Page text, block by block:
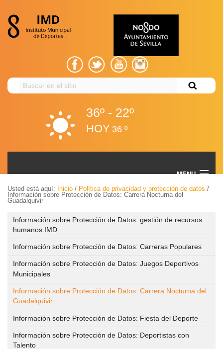
Buscar
en
36º - 22º
HOY 36 º
Nocturna del Guadalquivir
MENU
Volver
IMD
Quienes
Somos
Estatutos
GESTIÓN ADMINISTRATIVA
Volver
Administrativa
Ordenanza
públicos
PROGRAMAS DEPORTIVOS
CENTROS DEPORTIVOS
Volver
Centros
Deportivos
Mapa
INFORMACIÓN IMD
Volver
IMD
Usted está aquí: Inicio / Política de privacidad y protección de datos /
Información sobre Protección de Datos: Carrera Nocturna del
Guadalquivir
Información sobre Protección de Datos: gestión de recursos
humanos IMD
Información sobre Protección de Datos: Carreras Populares
Información sobre Protección de Datos: Juegos Deportivos
Municipales
Información sobre Protección de Datos: Carrera Nocturna del
Guadalquivir
Información sobre Protección de Datos: Fiesta del Deporte
Información sobre Protección de Datos: Deportistas con
Talento